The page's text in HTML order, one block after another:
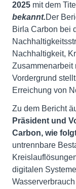
2025 mit dem Titel
bekannt.Der
Birla Carbon bei
Nachhaltigkeit,
Zusammenarbeit
Vordergrund
Erreichung von
Zu dem Bericht
Präsident und
Carbon, wie
untrennbare
digitalen